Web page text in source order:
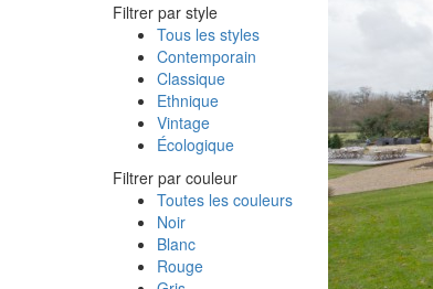
Filtrer par style
Tous les styles
Contemporain
Classique
Ethnique
Vintage
Écologique
Filtrer par couleur
Toutes les couleurs
Noir
Blanc
Rouge